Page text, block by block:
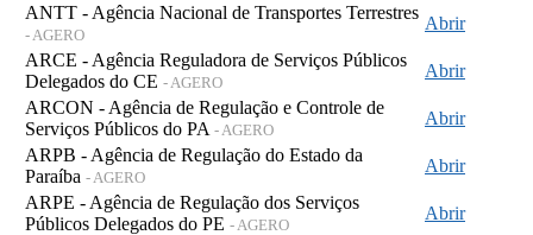
ANTT - Agência Nacional de Transportes Terrestres
- AGERO
Abrir
ARCE - Agência Reguladora de Serviços Públicos
Delegados do CE - AGERO
Abrir
ARCON - Agência de Regulação e Controle de
Serviços Públicos do PA - AGERO
Abrir
ARPB - Agência de Regulação do Estado da
Paraíba - AGERO
Abrir
ARPE - Agência de Regulação dos Serviços
Públicos Delegados do PE - AGERO
Abrir